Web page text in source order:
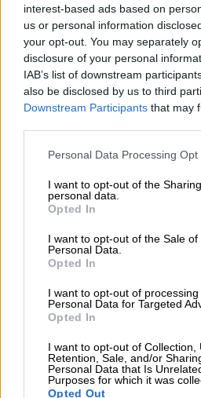
interest-based ads based on
us or personal information
your opt-out. You may separately
disclosure of your personal
IAB’s list of downstream
also be disclosed by us to third
Downstream Participants that may
Personal Data Processing Opt
I want to opt-out of the
personal data.
Opted In
I want to opt-out of the Sale of
Personal Data.
Opted In
I want to opt-out of processing
Personal Data for Targeted
Opted In
I want to opt-out of Collection,
Retention, Sale, and/or
Personal Data that Is
Purposes for which it was
Opted Out
μπορεί να έχουμε θεραπεία που
Πάρκινσον»
05.08.2026 - 12:33
Ε.Ε και παράνομη μετανάστευση:
παρονομαστή το κοινό συμφέρον
Η νέα εποχή στην εκπαίδευση των
διαμεσολαβητών
05.08.2026 - 10:50
Ξεκινούν οι αιτήσεις στο
05.08.2026 - 10:19
WWF: Περισσότερα από 180.000
δασικών εκτάσεων στην Ελλάδα σε
05.08.2026 - 09:45
Η Ελλάδα που αντιστέκεται και